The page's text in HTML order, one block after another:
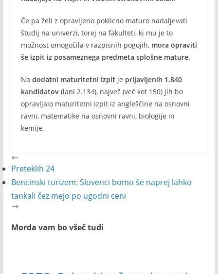
Če pa želi z opravljeno poklicno maturo nadaljevati
študij na univerzi, torej na fakulteti, ki mu je to
možnost omogočila v razpisnih pogojih, mora opraviti
še izpit iz posameznega predmeta splošne mature.
Na dodatni maturitetni izpit je prijavljenih 1.840
kandidatov(lani 2.134), največ (več kot 150) jih bo
opravljalo maturitetni izpit iz angleščine na osnovni
ravni, matematike na osnovni ravni, biologije in
kemije.
Preteklih 24
Bencinski turizem: Slovenci bomo še naprej lahko
tankali čez mejo po ugodni ceni
Morda vam bo všeč tudi